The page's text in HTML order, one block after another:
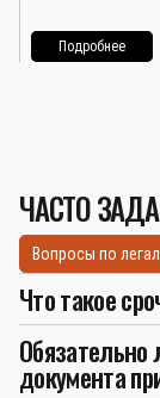
Подробнее
ЧАСТО
Вопросы по
Что такое
Обязательно
документа